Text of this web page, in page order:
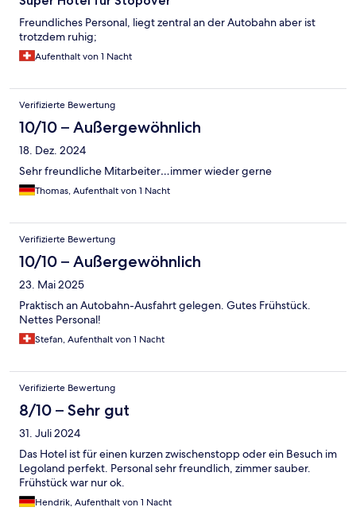
Freundliches Personal, liegt zentral an der Autobahn aber ist
trotzdem ruhig;
Aufenthalt von 1 Nacht
Verifizierte Bewertung
10/10 – Außergewöhnlich
18. Dez. 2024
Sehr freundliche Mitarbeiter…immer wieder gerne
Thomas, Aufenthalt von 1 Nacht
Verifizierte Bewertung
10/10 – Außergewöhnlich
23. Mai 2025
Praktisch an Autobahn-Ausfahrt gelegen. Gutes Frühstück.
Nettes Personal!
Stefan, Aufenthalt von 1 Nacht
Verifizierte Bewertung
8/10 – Sehr gut
31. Juli 2024
Das Hotel ist für einen kurzen zwischenstopp oder ein Besuch im
Legoland perfekt. Personal sehr freundlich, zimmer sauber.
Frühstück war nur ok.
Hendrik, Aufenthalt von 1 Nacht